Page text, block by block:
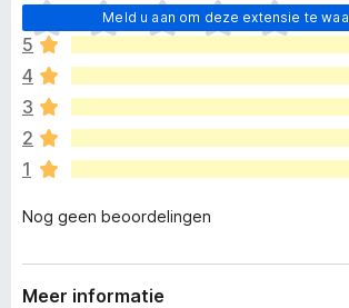
Meld u aan om deze extensie te
E
r
z
i
j
n
n
o
g
e
n
5
4
3
2
1
Nog geen beoordelingen
Meer informatie